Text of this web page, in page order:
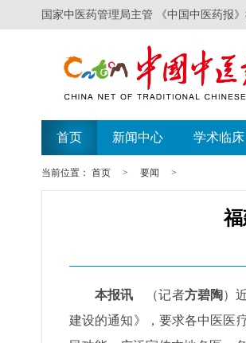
国家中医药管理局主管 《中国中医药报
遗失声
首页 新闻中心 学术临床
当前位置： 首页 > 要闻 >
本报讯 （记者方碧陶）
建设的通知》，要求各中医医